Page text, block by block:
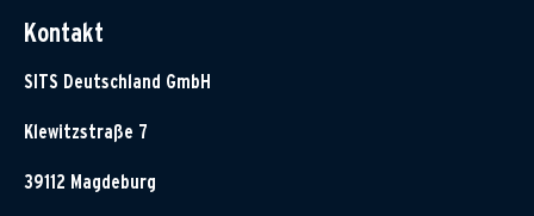
Kontakt
SITS Deutschland GmbH
Klewitzstraße 7
39112 Magdeburg